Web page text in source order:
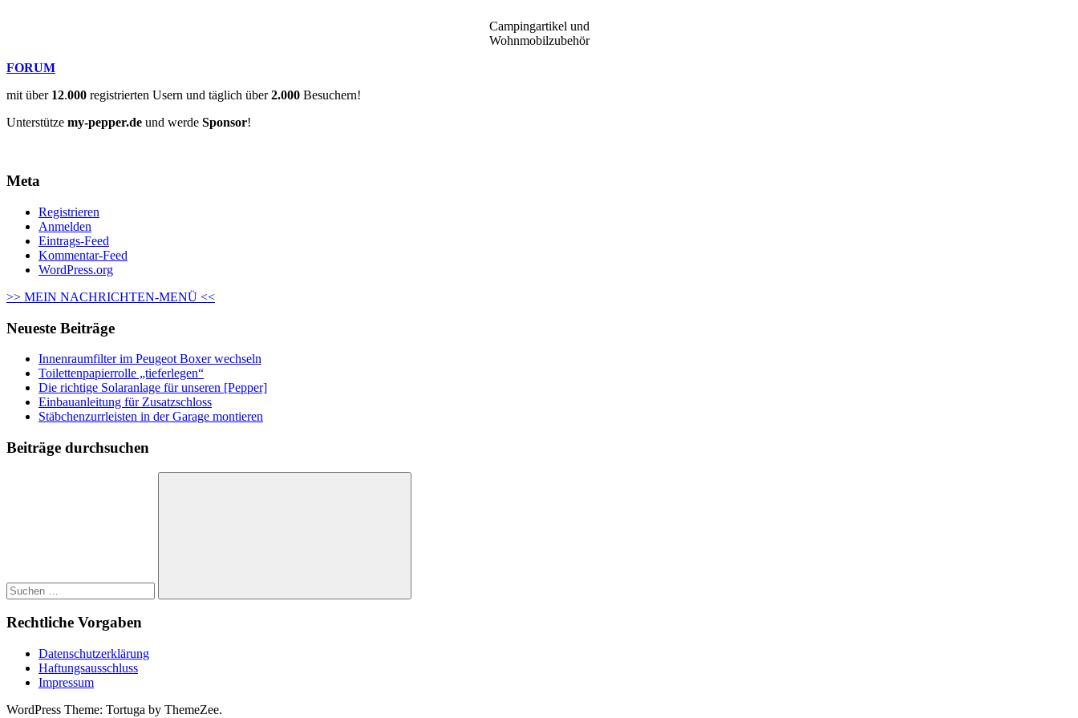
Campingartikel und
Wohnmobilzubehör
FORUM
mit über 12.000 registrierten Usern und täglich über2.000 Besuchern!
Unterstütze my-pepper.de und werde Sponsor!
Meta
Registrieren
Anmelden
Eintrags-Feed
Kommentar-Feed
WordPress.org
>> MEIN NACHRICHTEN-MENÜ <<
Neueste Beiträge
Innenraumfilter im Peugeot Boxer wechseln
Toilettenpapierrolle „tieferlegen“
Die richtige Solaranlage für unseren [Pepper]
Einbauanleitung für Zusatzschloss
Stäbchenzurrleisten in der Garage montieren
Beiträge durchsuchen
Suchen
Rechtliche Vorgaben
Datenschutzerklärung
Haftungsausschluss
Impressum
WordPress Theme: Tortuga by ThemeZee.